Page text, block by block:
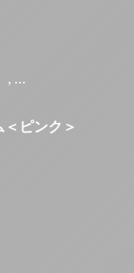
, …
ピンク＞